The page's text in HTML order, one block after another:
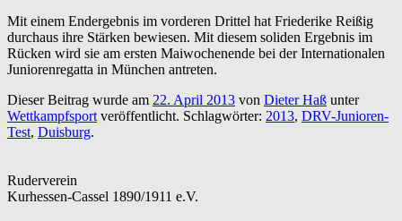
Mit einem Endergebnis im vorderen Drittel hat Friederike Reißig
durchaus ihre Stärken bewiesen. Mit diesem soliden Ergebnis im
Rücken wird sie am ersten Maiwochenende bei der Internationalen
Juniorenregatta in München antreten.
Dieser Beitrag wurde am 22. April 2013 von Dieter Haß unter
Wettkampfsportveröffentlicht. Schlagwörter: 2013, DRV-Junioren-
Test, Duisburg.
Ruderverein
Kurhessen-Cassel 1890/1911 e.V.